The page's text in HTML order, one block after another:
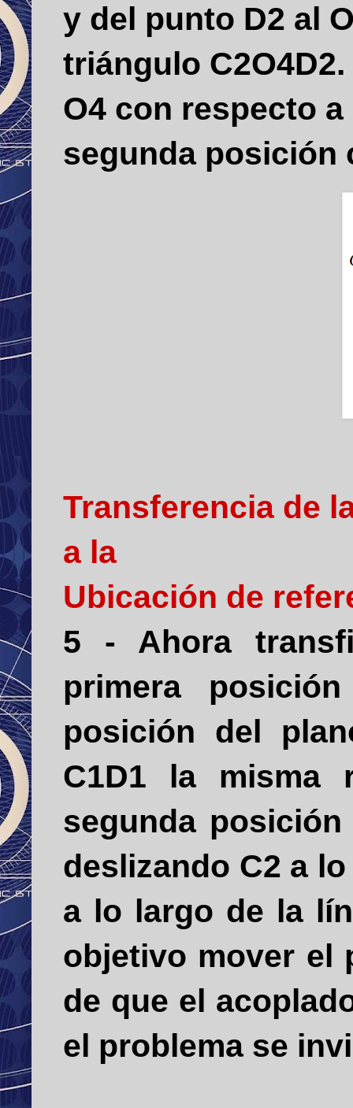
y del punto D2 al
triángulo C2O4D2.
O4 con respecto
segunda posición
Transferencia de
a la
Ubicación de
5 - Ahora
primera
posición del
C1D1 la misma
segunda
deslizando C2 a
a lo largo de la
objetivo mover el
de que el
el problema se